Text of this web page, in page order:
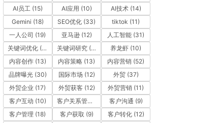
AI员工(15) AI应用 (10) AI技术(14)
Gemini (18) SEO优化 (33) tiktok (11)
一人公司 (19) 亚马逊(12) 人工智能 (31)
关键词优化 (10) 关键词研究(12) 养龙虾 (10)
内容创作(13) 内容策略 (13) 内容营销 (52)
品牌曝光(30) 国际市场 (12) 外贸(37)
外贸企业 (17) 外贸获客(12) 外贸营销 (11)
客户互动 (10) 客户关系管理 客户沟通 (9)
客户管理 (18) 客户获取 (9) 客户转化(12)